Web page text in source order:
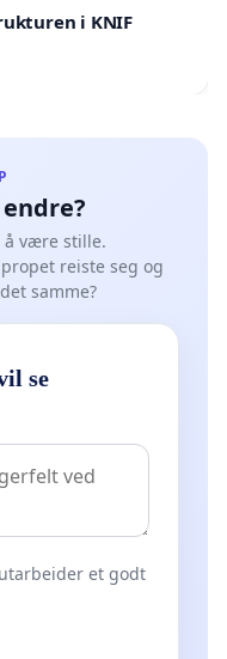
i KNIF
å være stille.
reiste seg og
samme?
se
et godt